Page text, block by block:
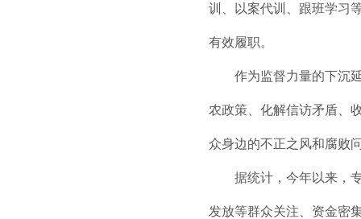
训、以案代训、跟班学习
有效履职。
作为监督力量的下沉
农政策、化解信访矛盾、
众身边的不正之风和腐败
据统计，今年以来，
发放等群众关注、资金密